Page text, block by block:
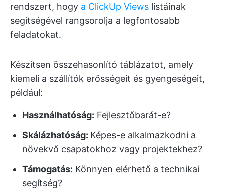
rendszert, hogy a ClickUp Views listáinak
segítségével rangsorolja a legfontosabb
feladatokat.
Készítsen összehasonlító táblázatot, amely
kiemeli a szállítók erősségeit és gyengeségeit,
például:
Használhatóság: Fejlesztőbarát-e?
Skálázhatóság: Képes-e alkalmazkodni a
növekvő csapatokhoz vagy projektekhez?
Támogatás: Könnyen elérhető a technikai
segítség?